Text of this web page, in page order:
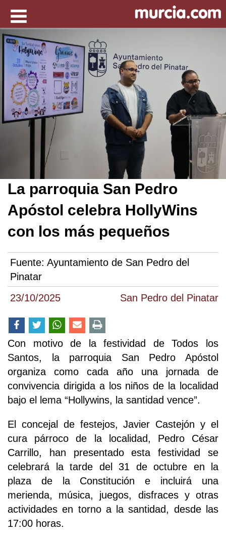
23/10/2025 San Pedro del Pinatar
La parroquia San Pedro
Apóstol celebra HollyWins
con los más pequeños
Fuente: Ayuntamiento de San Pedro del
Pinatar
Con motivo de la festividad de Todos los
Santos, la parroquia San Pedro Apóstol
organiza como cada año una jornada de
convivencia dirigida a los niños de la localidad
bajo el lema “Hollywins, la santidad vence”.
El concejal de festejos, Javier Castejón y el
cura párroco de la localidad, Pedro César
Carrillo, han presentado esta festividad se
celebrará la tarde del 31 de octubre en la
plaza de la Constitución e incluirá una
merienda, música, juegos, disfraces y otras
actividades en torno a la santidad, desde las
17:00 horas.